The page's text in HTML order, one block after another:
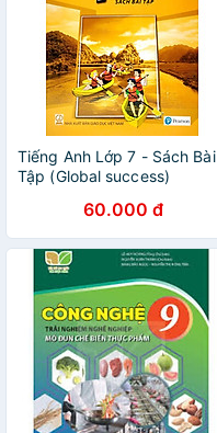
Tiếng Anh Lớp 7 - Sách Bài
Tập (Global success)
60.000 đ